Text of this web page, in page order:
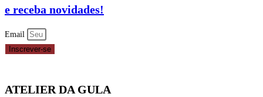
e receba novidades!
Email
Inscrever-se
ATELIER DA GULA